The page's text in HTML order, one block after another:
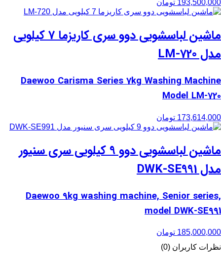
193,500,000 تومان
ماشین لباسشویی دوو سری کاریزما 7 کیلویی
مدل LM-720
Daewoo Carisma Series 7kg Washing Machine
Model LM-720
173,614,000 تومان
ماشین لباسشویی دوو 9 کیلویی سری سنیور
مدل DWK-SE991
Daewoo 9kg washing machine, Senior series,
model DWK-SE991
185,000,000 تومان
نظرات کاربران (0)